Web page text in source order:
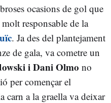
ocasions de gol que
molt responsable de la
. Ja des del plantejament
de gala, va cometre un
i Dani Olmo no
per començar el
carn a la graella va deixar